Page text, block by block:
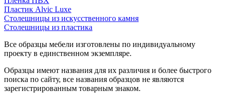
Пластик Alvic Luxe
Столешницы из искусственного камня
Столешницы из пластика
Все образцы мебели изготовлены по индивидуальному
проекту в единственном экземпляре.
Образцы имеют названия для их различия и более быстрого
поиска по сайту, все названия образцов не являются
зарегистрированным товарным знаком.